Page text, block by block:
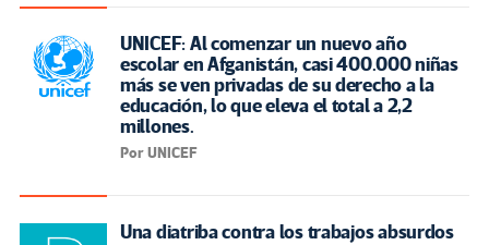
UNICEF: Al comenzar un nuevo año
escolar en Afganistán, casi 400.000 niñas
más se ven privadas de su derecho a la
educación, lo que eleva el total a 2,2
millones.
Por UNICEF
Una diatriba contra los trabajos absurdos